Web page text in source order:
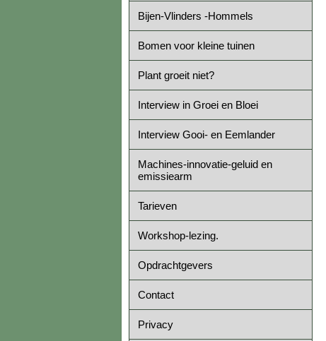
Bijen-Vlinders -Hommels
Bomen voor kleine tuinen
Plant groeit niet?
Interview in Groei en Bloei
Interview Gooi- en Eemlander
Machines-innovatie-geluid en
emissiearm
Tarieven
Workshop-lezing.
Opdrachtgevers
Contact
Privacy